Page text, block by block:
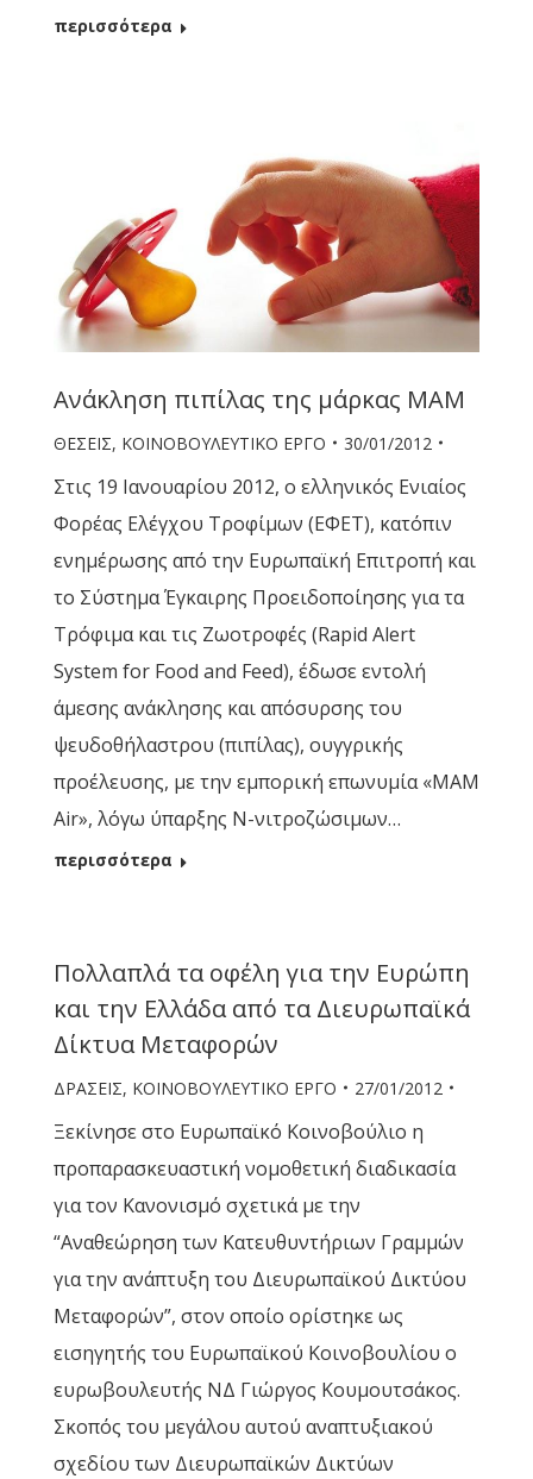
περισσότερα
Ανάκληση πιπίλας της μάρκας MAM
ΘΕΣΕΙΣ, ΚΟΙΝΟΒΟΥΛΕΥΤΙΚΟ ΕΡΓΟ 30/01/2012
Στις 19 Ιανουαρίου 2012, ο ελληνικός Ενιαίος
Φορέας Ελέγχου Τροφίμων (ΕΦΕΤ), κατόπιν
ενημέρωσης από την Ευρωπαϊκή Επιτροπή και
το Σύστημα Έγκαιρης Προειδοποίησης για τα
Τρόφιμα και τις Ζωοτροφές (Rapid Alert
System for Food and Feed), έδωσε εντολή
άμεσης ανάκλησης και απόσυρσης του
ψευδοθήλαστρου (πιπίλας), ουγγρικής
προέλευσης, με την εμπορική επωνυμία «ΜΑΜ
Αir», λόγω ύπαρξης Ν-νιτροζώσιμων…
περισσότερα
Πολλαπλά τα οφέλη για την Ευρώπη
και την Ελλάδα από τα Διευρωπαϊκά
Δίκτυα Μεταφορών
ΔΡΑΣΕΙΣ, ΚΟΙΝΟΒΟΥΛΕΥΤΙΚΟ ΕΡΓΟ 27/01/2012
Ξεκίνησε στο Ευρωπαϊκό Κοινοβούλιο η
προπαρασκευαστική νομοθετική διαδικασία
για τον Κανονισμό σχετικά με την
“Αναθεώρηση των Κατευθυντήριων Γραμμών
για την ανάπτυξη του Διευρωπαϊκού Δικτύου
Μεταφορών”, στον οποίο ορίστηκε ως
εισηγητής του Ευρωπαϊκού Κοινοβουλίου ο
ευρωβουλευτής ΝΔ Γιώργος Κουμουτσάκος.
Σκοπός του μεγάλου αυτού αναπτυξιακού
σχεδίου των Διευρωπαϊκών Δικτύων